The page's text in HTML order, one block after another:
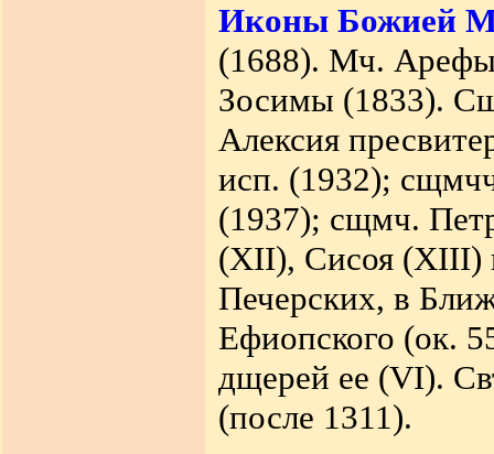
Иконы Божией
(1688). Мч.
Зосимы (1833).
Алексия
исп. (1932);
(1937); сщмч.
(XII), Сисоя (XIII)
Печерских, в
Ефиопского (ок.
дщерей ее (VI).
(после 1311).